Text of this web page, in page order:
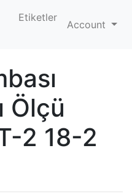
Etiketler
Account
Ölçü
2 18-2